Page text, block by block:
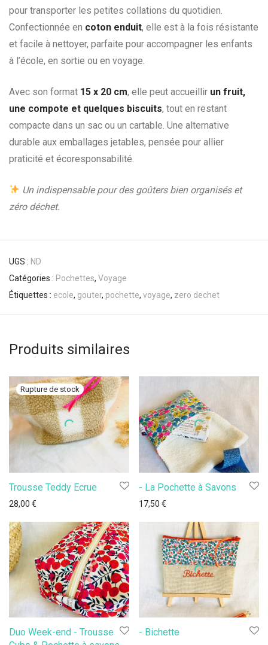
pour transporter les petites collations du quotidien.
Confectionnée en coton enduit, elle est à la fois résistante
et facile à nettoyer, parfaite pour accompagner les enfants
à l’école, en sortie ou en voyage.
Avec son format 15 x 20 cm, elle peut accueillir un fruit,
une compote et quelques biscuits, tout en restant
compacte dans un sac ou un cartable. Une alternative
durable aux emballages jetables, pensée pour allier
praticité et écoresponsabilité.
Un indispensable pour des goûters bien organisés et
zéro déchet.
UGS : ND
Catégories : Pochettes, Voyage
Étiquettes : ecole, gouter, pochette, voyage, zero dechet
Produits similaires
Trousse Teddy Ecrue
28,00 €
- La Pochette à Savons
17,50 €
Duo Week-end - Trousse
- Bichette